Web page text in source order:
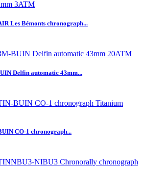
Les Bémonts chronograph...
Delfin automatic 43mm...
CO-1 chronograph...